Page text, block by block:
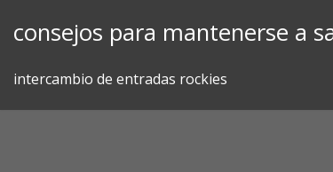
consejos para mantenerse a
intercambio de entradas rockies